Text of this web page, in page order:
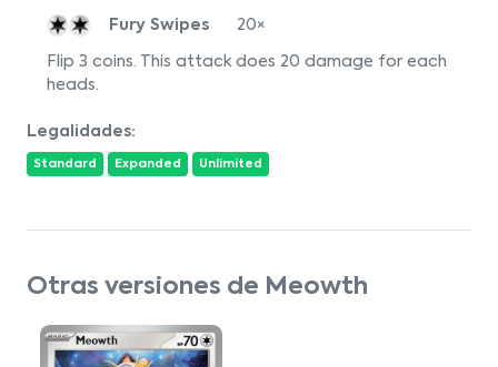
Fury Swipes 20×
Flip 3 coins. This attack does 20 damage for each
heads.
Legalidades:
Standard Expanded Unlimited
Otras versiones de Meowth